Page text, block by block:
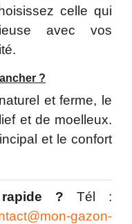
celle qui
avec vos
?
et ferme, le
et de moelleux.
et le confort
? Tél :
gazon-